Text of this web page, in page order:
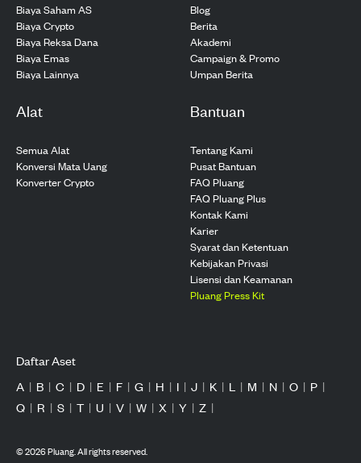
Biaya Saham AS
Biaya Crypto
Biaya Reksa Dana
Biaya Emas
Biaya Lainnya
Blog
Berita
Akademi
Campaign & Promo
Umpan Berita
Alat
Semua Alat
Konversi Mata Uang
Konverter Crypto
Bantuan
Tentang Kami
Pusat Bantuan
FAQ Pluang
FAQ Pluang Plus
Kontak Kami
Karier
Syarat dan Ketentuan
Kebijakan Privasi
Lisensi dan Keamanan
Pluang Press Kit
Daftar Aset
A | B | C | D | E | F | G | H | I | J | K | L | M | N | O | P |
Q | R | S | T | U | V | W | X | Y | Z |
©2026Pluang. All rights reserved.